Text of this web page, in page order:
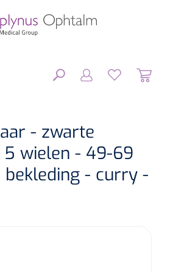
SLUITEN
- zwarte
wielen - 49-69
- curry -